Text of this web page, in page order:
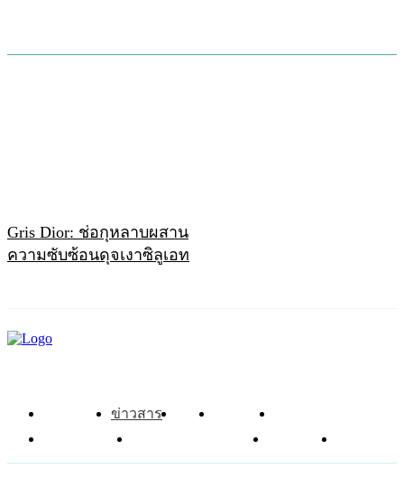
Gris Dior: ช่อกุหลาบผสาน
ความซับซ้อนดุจเงาซิลูเอท
หน้าแรก ข่าวสาร รีวิว โซลูชัน
อาหารเสริม
ศัลยกรรมความงาม บทความ